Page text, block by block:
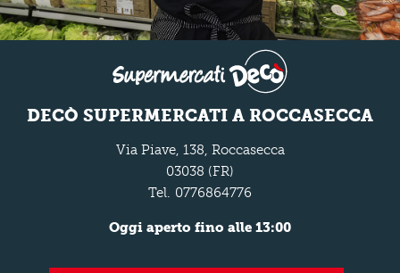
DECÒ SUPERMERCATI A ROCCASECCA
Via Piave, 138, Roccasecca
03038 (FR)
Tel. 0776864776
Oggi aperto fino alle 13:00